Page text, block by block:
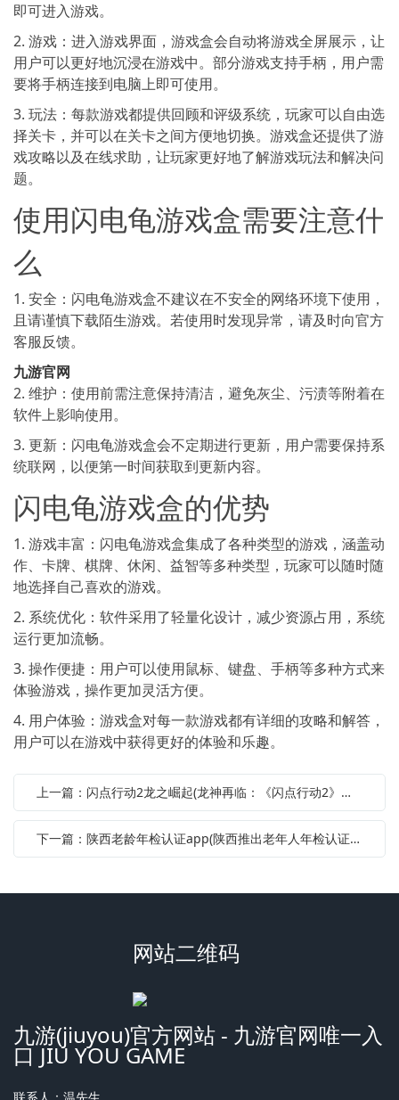
即可进入游戏。
2. 游戏：进入游戏界面，游戏盒会自动将游戏全屏展示，让
用户可以更好地沉浸在游戏中。部分游戏支持手柄，用户需
要将手柄连接到电脑上即可使用。
3. 玩法：每款游戏都提供回顾和评级系统，玩家可以自由选
择关卡，并可以在关卡之间方便地切换。游戏盒还提供了游
戏攻略以及在线求助，让玩家更好地了解游戏玩法和解决问
题。
使用闪电龟游戏盒需要注意什
么
1. 安全：闪电龟游戏盒不建议在不安全的网络环境下使用，
且请谨慎下载陌生游戏。若使用时发现异常，请及时向官方
客服反馈。
九游官网
2. 维护：使用前需注意保持清洁，避免灰尘、污渍等附着在
软件上影响使用。
3. 更新：闪电龟游戏盒会不定期进行更新，用户需要保持系
统联网，以便第一时间获取到更新内容。
闪电龟游戏盒的优势
1. 游戏丰富：闪电龟游戏盒集成了各种类型的游戏，涵盖动
作、卡牌、棋牌、休闲、益智等多种类型，玩家可以随时随
地选择自己喜欢的游戏。
2. 系统优化：软件采用了轻量化设计，减少资源占用，系统
运行更加流畅。
3. 操作便捷：用户可以使用鼠标、键盘、手柄等多种方式来
体验游戏，操作更加灵活方便。
4. 用户体验：游戏盒对每一款游戏都有详细的攻略和解答，
用户可以在游戏中获得更好的体验和乐趣。
上一篇：闪点行动2龙之崛起(龙神再临：《闪点行动2》全新篇章)
下一篇：陕西老龄年检认证app(陕西推出老年人年检认证手机应用)
网站二维码
九游(jiuyou)官方网站 - 九游官网唯一入
口 JIU YOU GAME